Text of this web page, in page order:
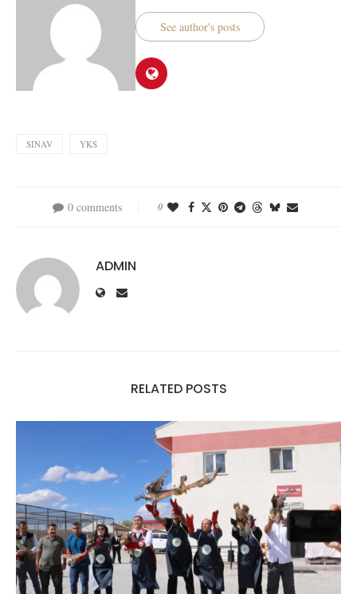
See author's posts
SINAV YKS
0 comments 0
ADMIN
RELATED POSTS